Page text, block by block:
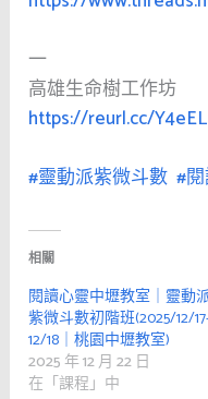
一
高雄生命樹工作坊
https://reurl.cc/
#靈動派紫微斗數#
相關
閱讀心靈中壢教室｜靈動
紫微斗數初階班(2025/12/
12/18｜桃園中壢教室)
2025 年 12 月 22 日
在「課程」中